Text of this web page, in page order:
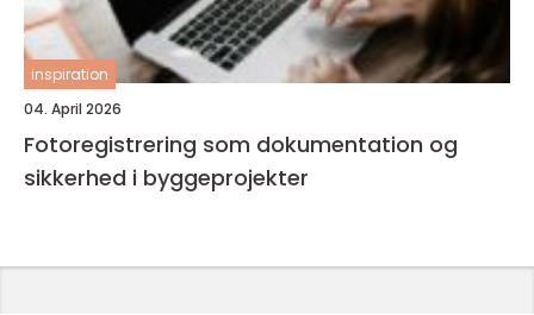
inspiration
04. April 2026
Fotoregistrering som dokumentation og
sikkerhed i byggeprojekter